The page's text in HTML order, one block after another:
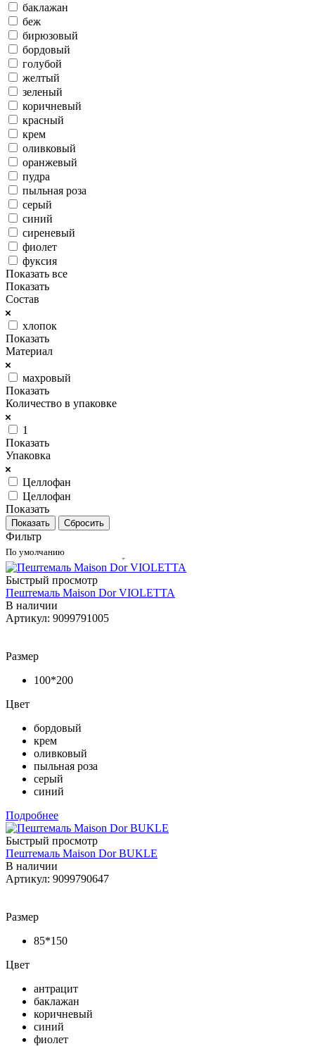
баклажан
беж
бирюзовый
бордовый
голубой
желтый
зеленый
коричневый
красный
крем
оливковый
оранжевый
пудра
пыльная роза
серый
синий
сиреневый
фиолет
фуксия
Показать все
Показать
Состав
хлопок
Показать
Материал
махровый
Показать
Количество в упаковке
1
Показать
Упаковка
Целлофан
Целлофан
Показать
Сбросить
Фильтр
По умолчанию
Быстрый просмотр
Пештемаль Maison Dor VIOLETTA
В наличии
Артикул: 9099791005
Размер
100*200
Цвет
бордовый
крем
оливковый
пыльная роза
серый
синий
Подробнее
Быстрый просмотр
Пештемаль Maison Dor BUKLE
В наличии
Артикул: 9099790647
Размер
85*150
Цвет
антрацит
баклажан
коричневый
синий
фиолет